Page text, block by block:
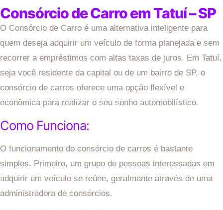
Consórcio de Carro em Tatuí – SP
O Consórcio de Carro é uma alternativa inteligente para
quem deseja adquirir um veículo de forma planejada e sem
recorrer a empréstimos com altas taxas de juros. Em Tatuí,
seja você residente da capital ou de um bairro de SP, o
consórcio de carros oferece uma opção flexível e
econômica para realizar o seu sonho automobilístico.
Como Funciona:
O funcionamento do consórcio de carros é bastante
simples. Primeiro, um grupo de pessoas interessadas em
adquirir um veículo se reúne, geralmente através de uma
administradora de consórcios.